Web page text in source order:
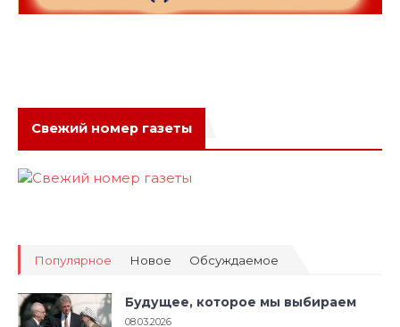
Свежий номер газеты
Популярное Новое Обсуждаемое
Будущее, которое мы выбираем
08.03.2026